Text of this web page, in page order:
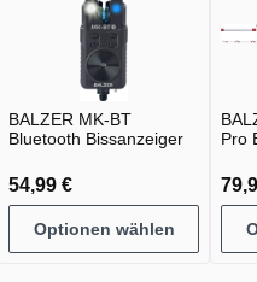
BALZER MK-BT
Bluetooth Bissanzeiger
54,99 €
Optionen wählen
Pro